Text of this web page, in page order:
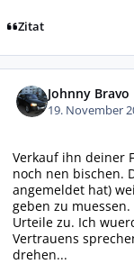
Zitat
Johnny Bravo
19. November
Verkauf ihn deiner
noch nen bischen.
angemeldet hat)
geben zu
Urteile zu. Ich
Vertrauens
drehen...